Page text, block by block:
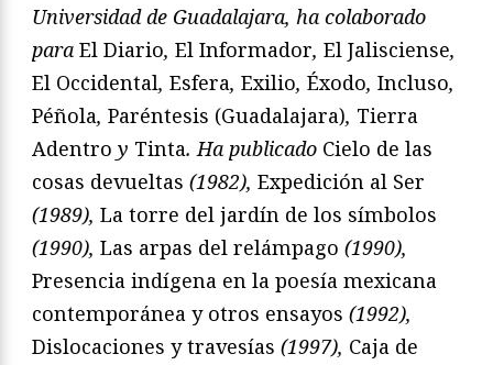
Universidad de Guadalajara, ha colaborado
para El Diario, El Informador, El Jalisciense,
El Occidental, Esfera, Exilio, Éxodo, Incluso,
Péñola, Paréntesis (Guadalajara), Tierra
Adentro y Tinta. Ha publicado Cielo de las
cosas devueltas (1982), Expedición al Ser
(1989), La torre del jardín de los símbolos
(1990), Las arpas del relámpago (1990),
Presencia indígena en la poesía mexicana
contemporánea y otros ensayos (1992),
Dislocaciones y travesías (1997), Caja de